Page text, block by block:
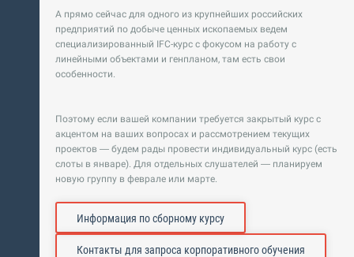
А прямо сейчас для одного из крупнейших российских
предприятий по добыче ценных ископаемых ведем
специализированный IFC-курс с фокусом на работу с
линейными объектами и генпланом, там есть свои
особенности.
Поэтому если вашей компании требуется закрытый курс с
акцентом на ваших вопросах и рассмотрением текущих
проектов — будем рады провести индивидуальный курс (есть
слоты в январе). Для отдельных слушателей — планируем
новую группу в феврале или марте.
Информация по сборному курсу
Контакты для запроса корпоративного обучения